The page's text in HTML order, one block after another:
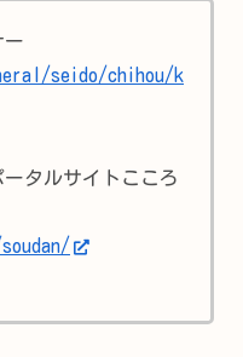
ー
seido/chihou/k
タルサイトこころ